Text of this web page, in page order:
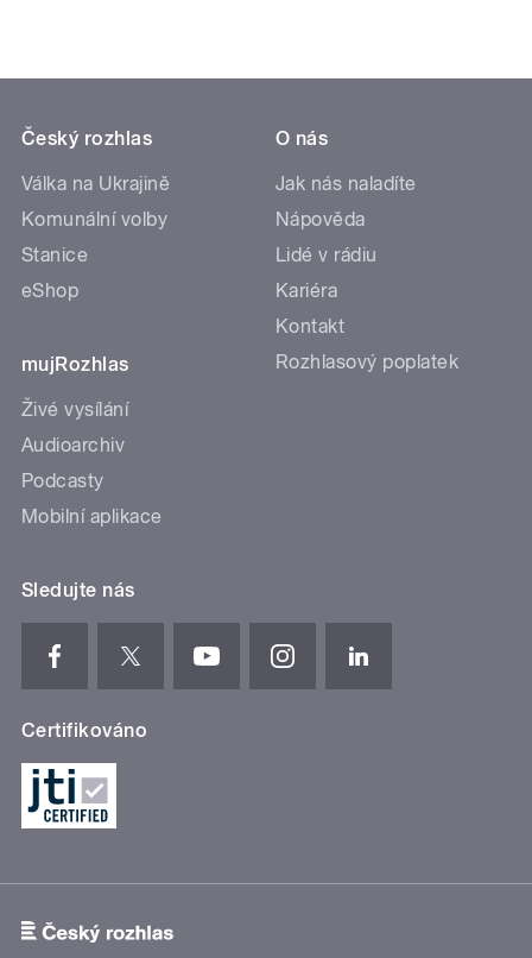
Český rozhlas
Válka na Ukrajině
Komunální volby
Stanice
eShop
mujRozhlas
Živé vysílání
Audioarchiv
Podcasty
Mobilní aplikace
O nás
Jak nás naladíte
Nápověda
Lidé v rádiu
Kariéra
Kontakt
Rozhlasový poplatek
Sledujte nás
Certifikováno